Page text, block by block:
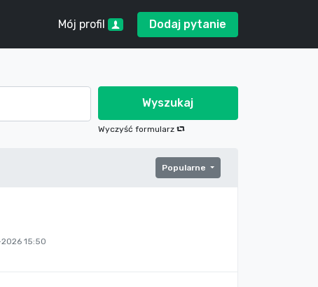
Mój profil Dodaj pytanie
Wyszukaj
Wyczyść formularz
Popularne
15:50